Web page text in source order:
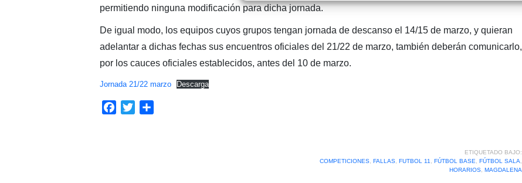
permitiendo ninguna modificación para dicha jornada.
De igual modo, los equipos cuyos grupos tengan jornada de descanso el 14/15 de marzo, y quieran
adelantar a dichas fechas sus encuentros oficiales del 21/22 de marzo, también deberán comunicarlo,
por los cauces oficiales establecidos, antes del 10 de marzo.
Jornada 21/22 marzo Descarga
Facebook
Twitter
ETIQUETADO BAJO:
COMPETICIONES, FALLAS, FUTBOL 11 FÚTBOL BASE FÚTBOL SALA
HORARIOS, MAGDALENA